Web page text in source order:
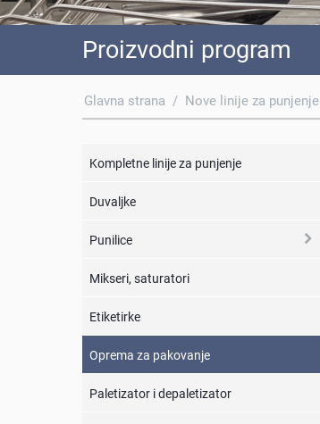
Proizvodni program
Glavna strana / Nove linije za punjenje
Kompletne linije za punjenje
Duvaljke
Punilice
Mikseri, saturatori
Etiketirke
Oprema za pakovanje
Paletizator i depaletizator